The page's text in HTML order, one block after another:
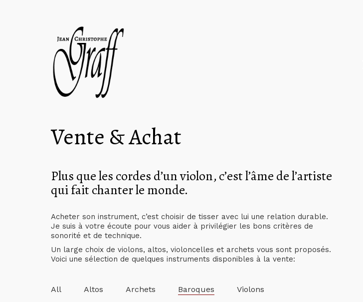
Vente & Achat
Plus que les cordes d’un violon, c’est l’âme de l’artiste
qui fait chanter le monde.
Acheter son instrument, c’est choisir de tisser avec lui une relation durable.
Je suis à votre écoute pour vous aider à privilégier les bons critères de
sonorité et de technique.
Un large choix de violons, altos, violoncelles et archets vous sont proposés.
Voici une sélection de quelques instruments disponibles à la vente:
All Altos Archets Baroques Violons